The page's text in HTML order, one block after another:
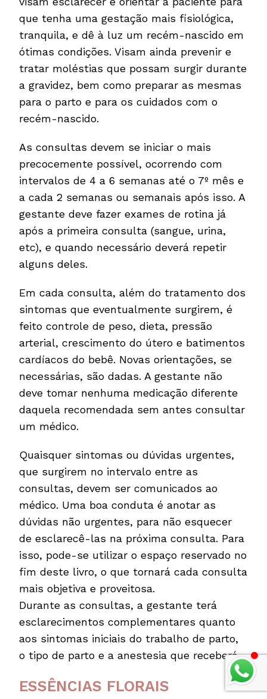
que tenha uma gestação mais fisiológica,
tranquila, e dê à luz um recém-nascido em
ótimas condições. Visam ainda prevenir e
tratar moléstias que possam surgir durante
a gravidez, bem como preparar as mesmas
para o parto e para os cuidados com o
recém-nascido.
As consultas devem se iniciar o mais
precocemente possível, ocorrendo com
intervalos de 4 a 6 semanas até o 7º mês e
a cada 2 semanas ou semanais após isso. A
gestante deve fazer exames de rotina já
após a primeira consulta (sangue, urina,
etc), e quando necessário deverá repetir
alguns deles.
Em cada consulta, além do tratamento dos
sintomas que eventualmente surgirem, é
feito controle de peso, dieta, pressão
arterial, crescimento do útero e batimentos
cardíacos do bebê. Novas orientações, se
necessárias, são dadas. A gestante não
deve tomar nenhuma medicação diferente
daquela recomendada sem antes consultar
um médico.
Quaisquer sintomas ou dúvidas urgentes,
que surgirem no intervalo entre as
consultas, devem ser comunicados ao
médico. Uma boa conduta é anotar as
dúvidas não urgentes, para não esquecer
de esclarecê-las na próxima consulta. Para
isso, pode-se utilizar o espaço reservado no
fim deste livro, o que tornará cada consulta
mais objetiva e proveitosa.
Durante as consultas, a gestante terá
esclarecimentos complementares quanto
aos sintomas iniciais do trabalho de parto,
o tipo de parto e a anestesia que receberá.
ESSÊNCIAS FLORAIS